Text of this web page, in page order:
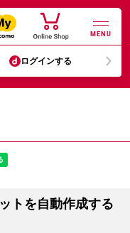
MENU
ログインする
トを自動作成する